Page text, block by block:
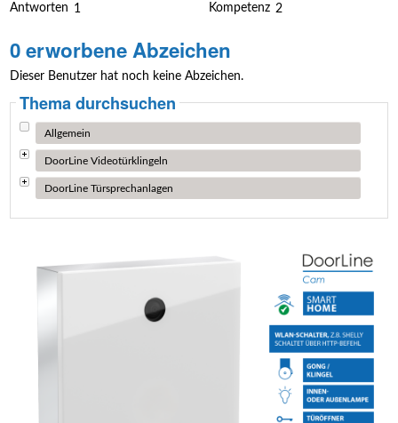
Antworten 1
Kompetenz 2
0 erworbene Abzeichen
Dieser Benutzer hat noch keine Abzeichen.
Thema durchsuchen
Allgemein
DoorLine Videotürklingeln
DoorLine Türsprechanlagen